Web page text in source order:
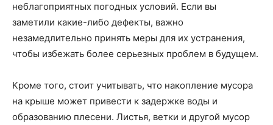
неблагоприятных погодных условий. Если вы
заметили какие-либо дефекты, важно
незамедлительно принять меры для их устранения,
чтобы избежать более серьезных проблем в будущем.
Кроме того, стоит учитывать, что накопление мусора
на крыше может привести к задержке воды и
образованию плесени. Листья, ветки и другой мусор